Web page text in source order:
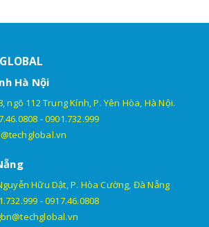
Hà Nội
ngõ 112 Trung Kính, P. Yên Hòa, Hà Nội.
-0901.732.999
Hữu Dật, P. Hòa Cường, Đà Nẵng
-0917.46.0808